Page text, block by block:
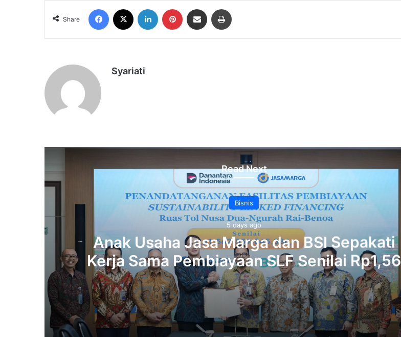
Share
Facebook LinkedIn Pinterest Share via Email
Syariati
Read Next
Bisnis
5 days ago
Anak Usaha Jasa Marga dan BSI Sepakati
Kerja Sama Pembiayaan SLF ‎Senilai Rp1,56
Triliun di Tol Bali Mandara‎‎
5 days ago